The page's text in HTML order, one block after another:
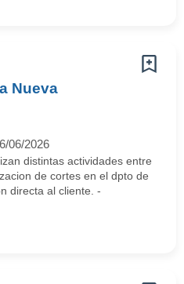
Nueva
06/2026
distintas actividades entre
de cortes en el dpto de
directa al cliente. -